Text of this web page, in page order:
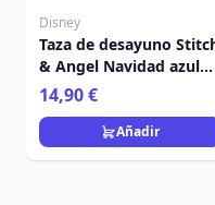
Disney
Taza de desayuno
& Angel Navidad azul
520 ml - Egan Disney
Home
14,90 €
Añadir